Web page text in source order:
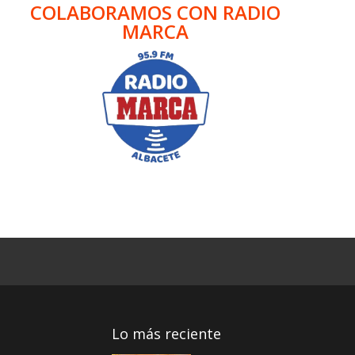
COLABORAMOS CON RADIO
MARCA
Lo más reciente